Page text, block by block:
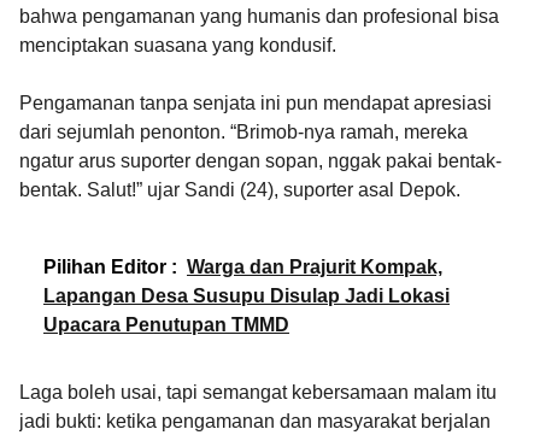
bahwa pengamanan yang humanis dan profesional bisa
menciptakan suasana yang kondusif.
Pengamanan tanpa senjata ini pun mendapat apresiasi
dari sejumlah penonton. “Brimob-nya ramah, mereka
ngatur arus suporter dengan sopan, nggak pakai bentak-
bentak. Salut!” ujar Sandi (24), suporter asal Depok.
Pilihan Editor : Warga dan Prajurit Kompak,
Lapangan Desa Susupu Disulap Jadi Lokasi
Upacara Penutupan TMMD
Laga boleh usai, tapi semangat kebersamaan malam itu
jadi bukti: ketika pengamanan dan masyarakat berjalan